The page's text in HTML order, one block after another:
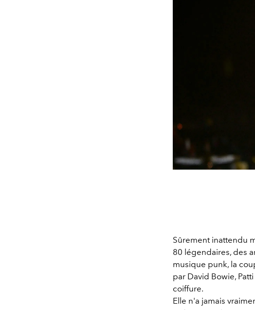
Sûrement inattendu
80 légendaires, des
musique punk, la
par David Bowie,
coiffure.
Elle n'a jamais